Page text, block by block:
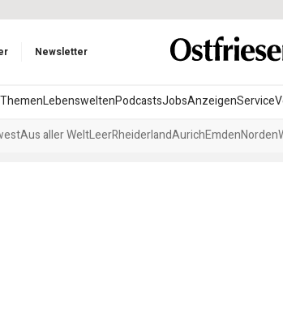
Newsletter
ThemenLebensweltenPodcastsJobsAnzeigenService
Aus aller WeltLeerRheiderlandAurichEmdenNorden